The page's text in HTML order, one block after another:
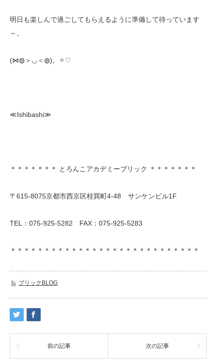
明日も楽しんで過ごしてもらえるように準備して待っています
～。
(⋈◍＞◡＜◍)。✧♡
≪Ishibashi≫
＊＊＊＊＊＊＊ とろんこアカデミーブリック ＊＊＊＊＊＊＊
〒615-8075京都市西京区桂巽町4-48 サンケンビル1F
TEL：075-925-5282 FAX：075-925-5283
＊＊＊＊＊＊＊＊＊＊＊＊＊＊＊＊＊＊＊＊＊＊＊＊＊＊＊＊
ブリックBLOG
前の記事 次の記事